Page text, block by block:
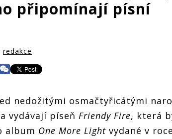
připomínají písní
redakce
nedožitými osmačtyřicátými
vydávají píseň Friendy Fire, která
album One More Light vydané v